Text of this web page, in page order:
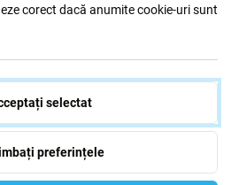
căzut pe podea și
Genuine- o piesă de schimb este o
corect dacă anumite cookie-uri sunt
selectat
preferințele